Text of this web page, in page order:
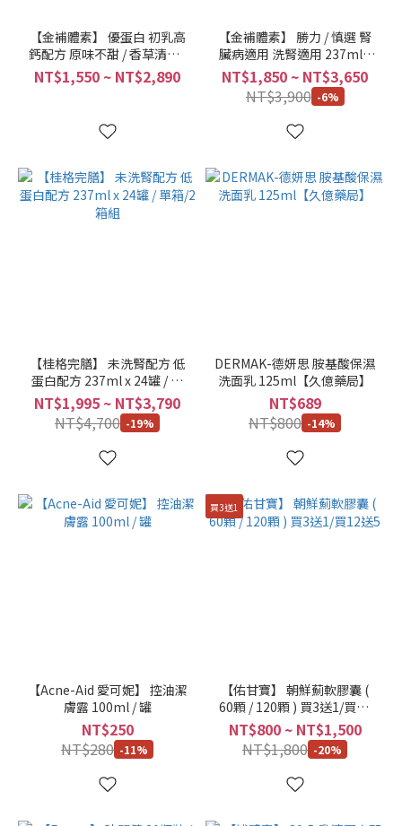
【金補體素】 優蛋白 初乳高
鈣配方 原味不甜 / 香草清甜 /
237ml x 24罐 / 箱(單箱/2箱
NT$1,550 ~ NT$2,890
【金補體素】 勝力 / 慎選 腎
臟病適用 洗腎適用 237ml x
24罐 / 箱(單箱/2箱組)
NT$1,850 ~ NT$3,650
NT$3,900 -6%
【桂格完膳】 未洗腎配方 低
蛋白配方 237ml x 24罐 / 單
箱/2箱組
NT$1,995 ~ NT$3,790
NT$4,700 -19%
DERMAK-德妍思 胺基酸保濕
洗面乳 125ml【久億藥局】
NT$689
NT$800 -14%
【Acne-Aid 愛可妮】 控油潔
膚露 100ml / 罐
NT$250
NT$280 -11%
買3送1
【佑甘寶】 朝鮮薊軟膠囊 (
60顆 / 120顆 ) 買3送1/買12
送5
NT$800 ~ NT$1,500
NT$1,800 -20%